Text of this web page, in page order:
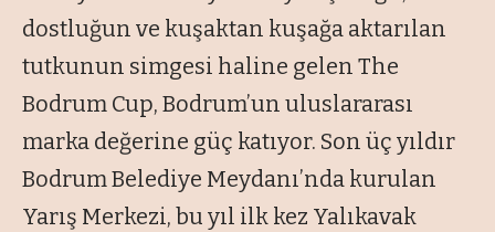
dostluğun ve kuşaktan kuşağa aktarılan
tutkunun simgesi haline gelen The
Bodrum Cup, Bodrum’un uluslararası
marka değerine güç katıyor. Son üç yıldır
Bodrum Belediye Meydanı’nda kurulan
Yarış Merkezi, bu yıl ilk kez Yalıkavak